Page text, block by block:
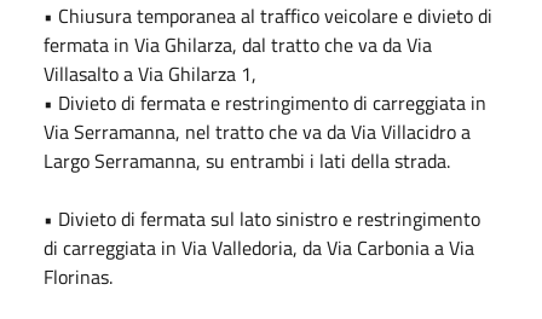
• Chiusura temporanea al traffico veicolare e divieto di
fermata in Via Ghilarza, dal tratto che va da Via
Villasalto a Via Ghilarza 1,
• Divieto di fermata e restringimento di carreggiata in
Via Serramanna, nel tratto che va da Via Villacidro a
Largo Serramanna, su entrambi i lati della strada.
• Divieto di fermata sul lato sinistro e restringimento
di carreggiata in Via Valledoria, da Via Carbonia a Via
Florinas.